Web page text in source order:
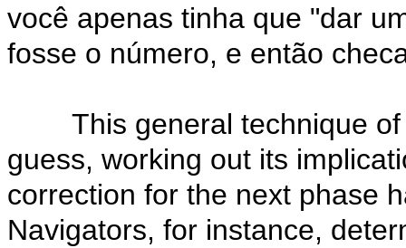
você apenas tinha que "dar
fosse o número, e então
This general technique of
guess, working out its
correction for the next phase
Navigators, for instance,